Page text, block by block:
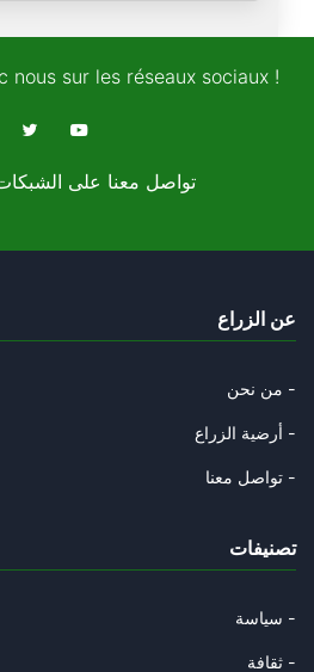
nous sur les réseaux sociaux !
! تواصل معنا على
عن الزراع
من نحن -
أرضية الزراع -
تواصل معنا -
تصنيفات
سياسة -
ثقافة -